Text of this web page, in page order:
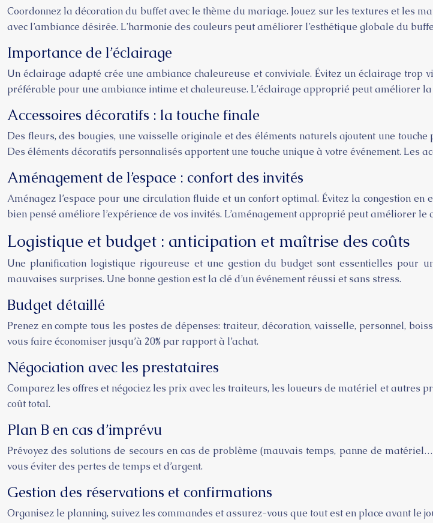
Coordonnez la décoration du buffet avec le thème du mariage. Jouez sur les textures et les
avec l’ambiance désirée. L’harmonie des couleurs peut améliorer l’esthétique globale du
Importance de l’éclairage
Un éclairage adapté crée une ambiance chaleureuse et conviviale. Évitez un éclairage
préférable pour une ambiance intime et chaleureuse. L’éclairage approprié peut améliorer la
Accessoires décoratifs : la touche finale
Des fleurs, des bougies, une vaisselle originale et des éléments naturels ajoutent une
Des éléments décoratifs personnalisés apportent une touche unique à votre événement. Les
Aménagement de l’espace : confort des invités
Aménagez l’espace pour une circulation fluide et un confort optimal. Évitez la congestion
bien pensé améliore l’expérience de vos invités. L’aménagement approprié peut améliorer le
Logistique et budget : anticipation et maîtrise des coûts
Une planification logistique rigoureuse et une gestion du budget sont essentielles pour
mauvaises surprises. Une bonne gestion est la clé d’un événement réussi et sans stress.
Budget détaillé
Prenez en compte tous les postes de dépenses: traiteur, décoration, vaisselle, personnel,
vous faire économiser jusqu’à 20% par rapport à l’achat.
Négociation avec les prestataires
Comparez les offres et négociez les prix avec les traiteurs, les loueurs de matériel et autres
coût total.
Plan B en cas d’imprévu
Prévoyez des solutions de secours en cas de problème (mauvais temps, panne de
vous éviter des pertes de temps et d’argent.
Gestion des réservations et confirmations
Organisez le planning, suivez les commandes et assurez-vous que tout est en place avant le